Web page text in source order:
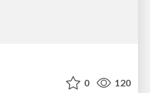
0 120